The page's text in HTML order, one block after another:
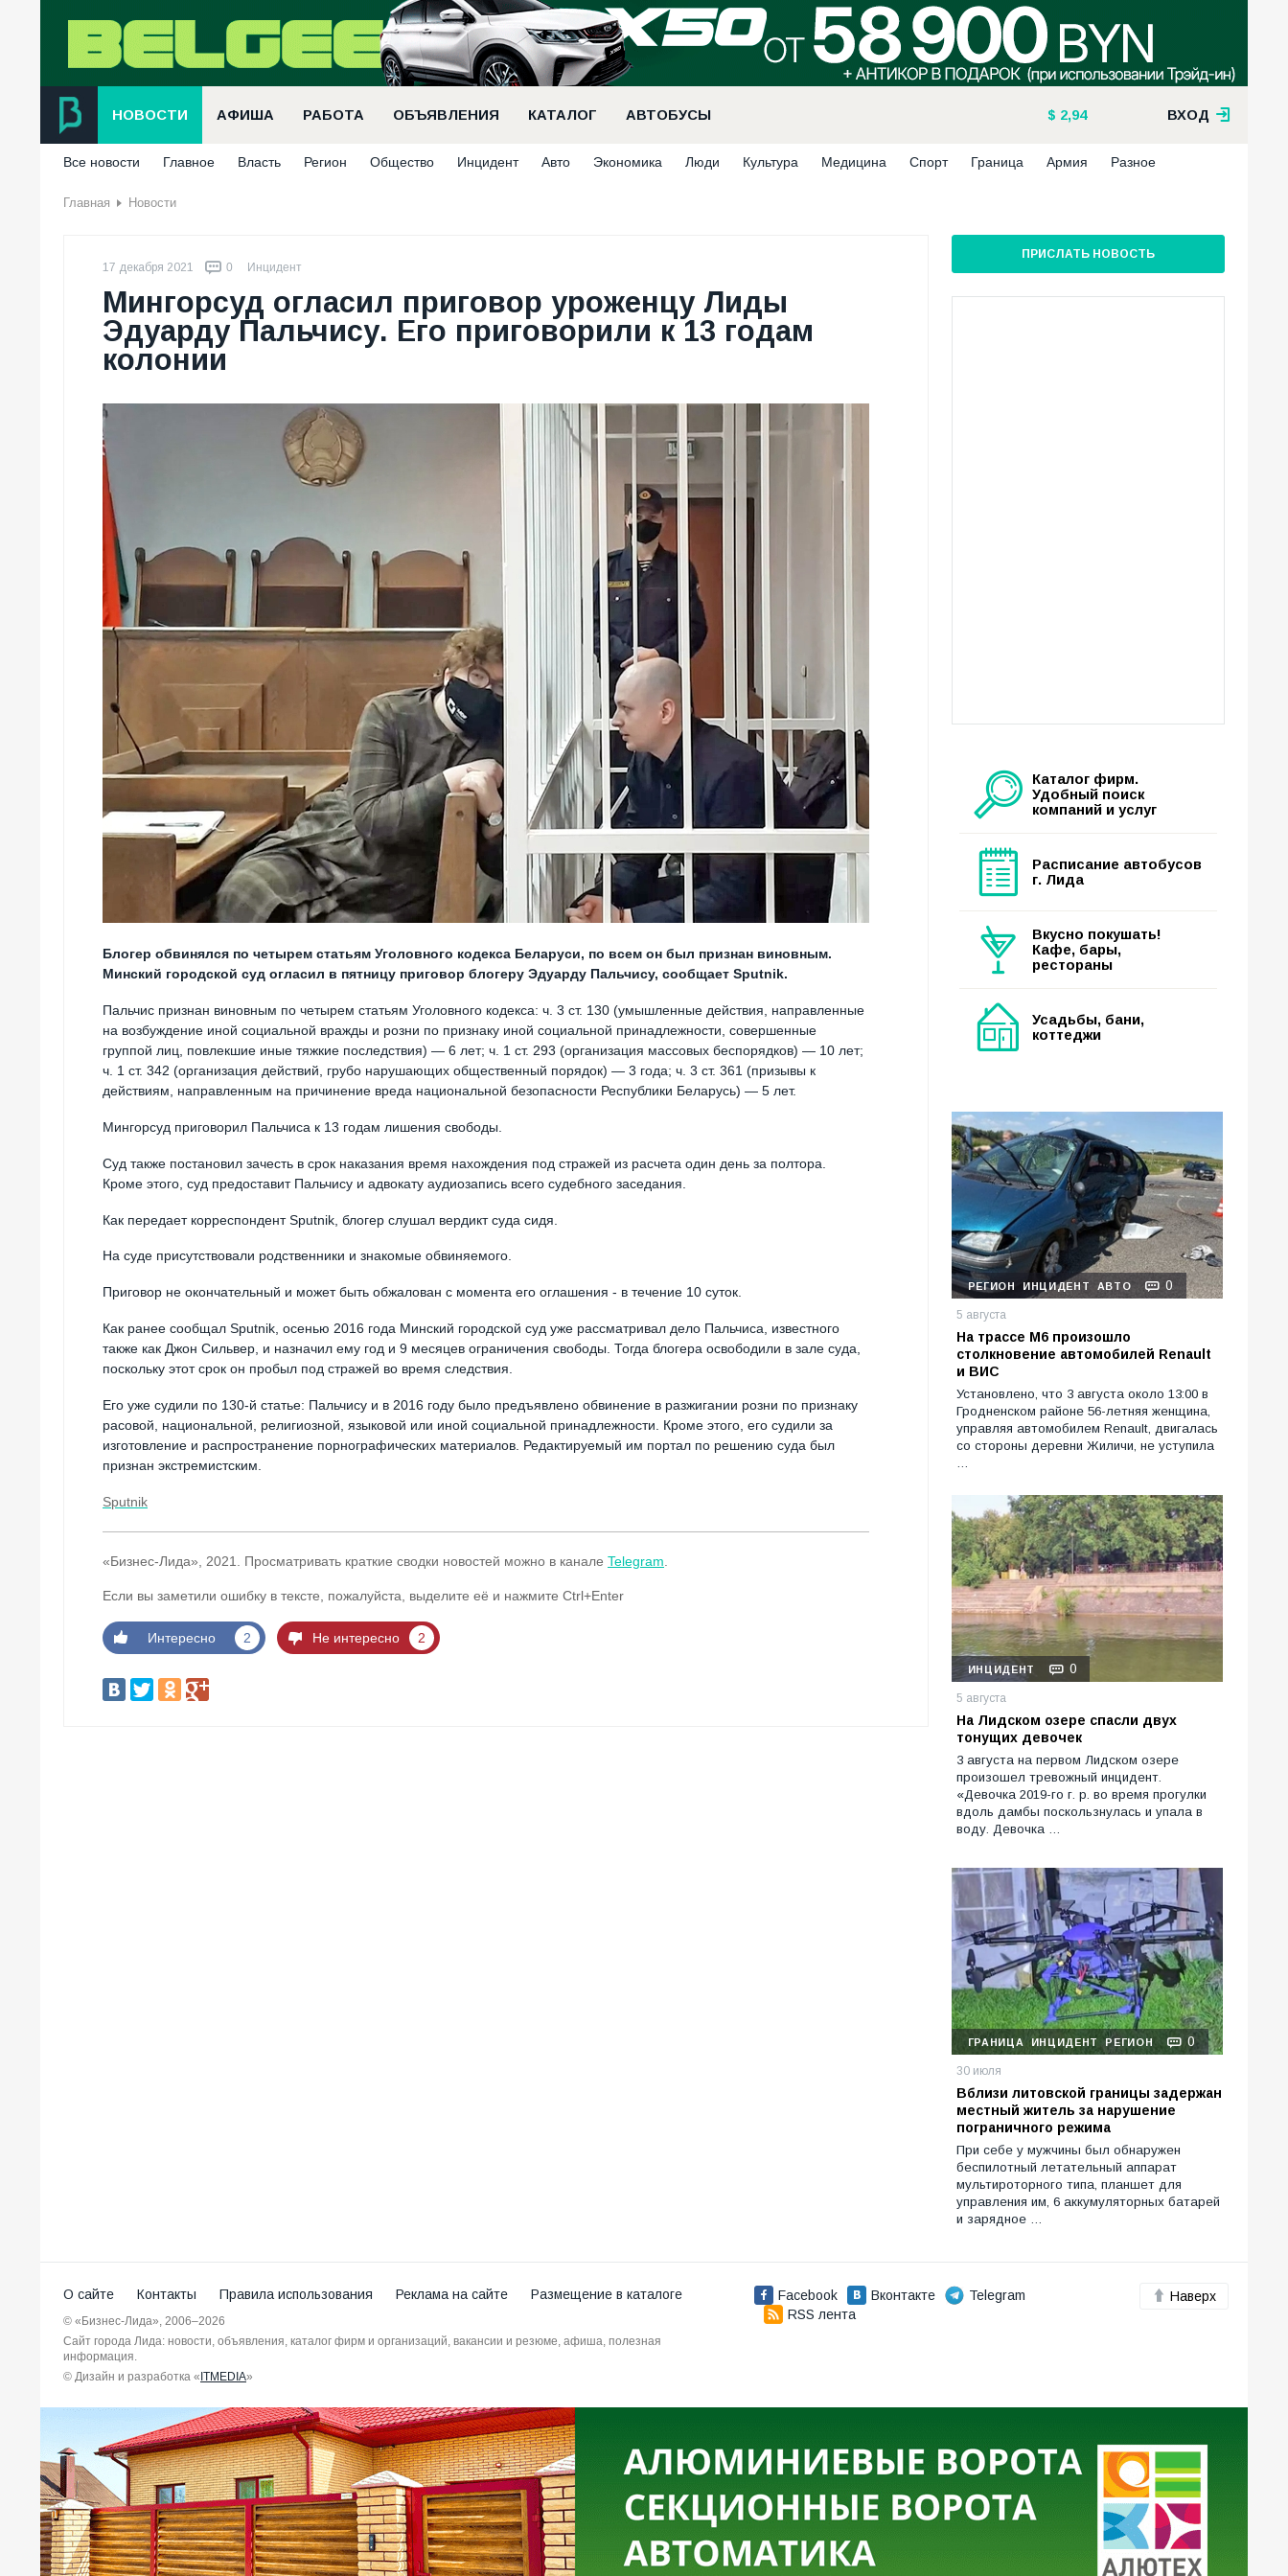
НОВОСТИ АФИША РАБОТА ОБЪЯВЛЕНИЯ КАТАЛОГ АВТОБУСЫ 2,94 ВХОД
Все новости Главное Власть Регион Общество Инцидент Авто Экономика Люди Культура Медицина Спорт Граница Армия Разное
Главная Новости
17 декабря 2021 0 Инцидент
Мингорсуд огласил приговор уроженцу Лиды
Эдуарду Пальчису. Его приговорили к 13 годам
колонии
Блогер обвинялся по четырем статьям Уголовного кодекса Беларуси, по всем он был признан виновным.
Минский городской суд огласил в пятницу приговор блогеру Эдуарду Пальчису, сообщает Sputnik.
Пальчис признан виновным по четырем статьям Уголовного кодекса: ч. 3 ст. 130 (умышленные действия, направленные
на возбуждение иной социальной вражды и розни по признаку иной социальной принадлежности, совершенные
группой лиц, повлекшие иные тяжкие последствия) — 6 лет; ч. 1 ст. 293 (организация массовых беспорядков) — 10 лет;
ч. 1 ст. 342 (организация действий, грубо нарушающих общественный порядок) — 3 года; ч. 3 ст. 361 (призывы к
действиям, направленным на причинение вреда национальной безопасности Республики Беларусь) — 5 лет.
Мингорсуд приговорил Пальчиса к 13 годам лишения свободы.
Суд также постановил зачесть в срок наказания время нахождения под стражей из расчета один день за полтора.
Кроме этого, суд предоставит Пальчису и адвокату аудиозапись всего судебного заседания.
Как передает корреспондент Sputnik, блогер слушал вердикт суда сидя.
На суде присутствовали родственники и знакомые обвиняемого.
Приговор не окончательный и может быть обжалован с момента его оглашения - в течение 10 суток.
Как ранее сообщал Sputnik, осенью 2016 года Минский городской суд уже рассматривал дело Пальчиса, известного
также как Джон Сильвер, и назначил ему год и 9 месяцев ограничения свободы. Тогда блогера освободили в зале суда,
поскольку этот срок он пробыл под стражей во время следствия.
Его уже судили по 130-й статье: Пальчису и в 2016 году было предъявлено обвинение в разжигании розни по признаку
расовой, национальной, религиозной, языковой или иной социальной принадлежности. Кроме этого, его судили за
изготовление и распространение порнографических материалов. Редактируемый им портал по решению суда был
признан экстремистским.
Sputnik
«Бизнес-Лида», 2021. Просматривать краткие сводки новостей можно в канале Telegram
Если вы заметили ошибку в тексте, пожалуйста, выделите её и нажмите Ctrl+Enter
Интересно 2 Не интересно 2
ПРИСЛАТЬ НОВОСТЬ
Каталог фирм.
Удобный поиск
компаний и услуг
Расписание автобусов
г. Лида
Вкусно покушать!
Кафе, бары,
рестораны
Усадьбы, бани,
коттеджи
РЕГИОН ИНЦИДЕНТ АВТО 0
5 августа
На трассе М6 произошло
столкновение автомобилей Renault
и ВИС
Установлено, что 3 августа около 13:00 в
Гродненском районе 56-летняя женщина,
управляя автомобилем Renault, двигалась
со стороны деревни Жиличи, не уступила
…
ИНЦИДЕНТ 0
5 августа
На Лидском озере спасли двух
тонущих девочек
3 августа на первом Лидском озере
произошел тревожный инцидент.
«Девочка 2019-го г. р. во время прогулки
вдоль дамбы поскользнулась и упала в
воду. Девочка …
ГРАНИЦА ИНЦИДЕНТ РЕГИОН 0
30 июля
Вблизи литовской границы задержан
местный житель за нарушение
пограничного режима
При себе у мужчины был обнаружен
беспилотный летательный аппарат
мультироторного типа, планшет для
управления им, 6 аккумуляторных батарей
и зарядное …
О сайте Контакты Правила использования Реклама на сайте Размещение в каталоге
© «Бизнес-Лида», 2006–2026
Сайт города Лида: новости, объявления, каталог фирм и организаций, вакансии и резюме, афиша, полезная
информация.
© Дизайн и разработка « ITMEDIA»
Facebook Вконтакте
Telegram
RSS лента
Наверх